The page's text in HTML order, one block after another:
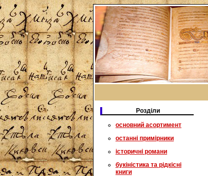
Розділи
основний асортимент
останні примірники
історичні романи
букіністика та рідкісні
книги